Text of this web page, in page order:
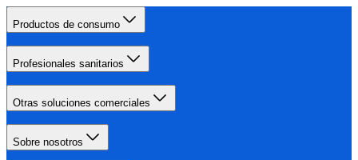
Productos de consumo
Profesionales sanitarios
Otras soluciones comerciales
Sobre nosotros